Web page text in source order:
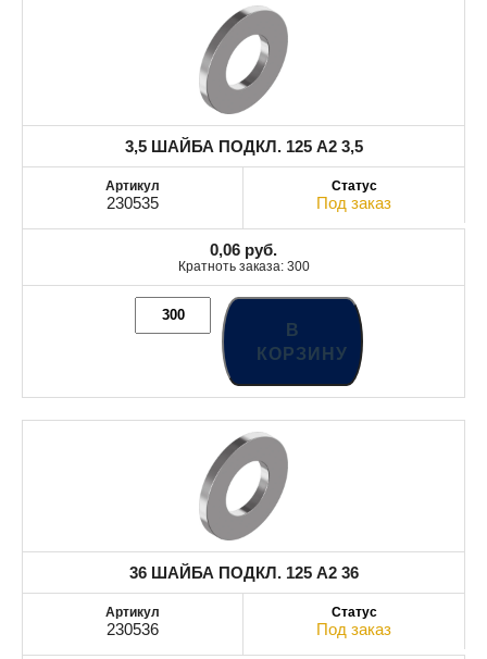
3,5 ШАЙБА ПОДКЛ. 125 A2 3,5
230535 Под заказ
0,06 руб.
Кратноть заказа: 300
В
КОРЗИНУ
36 ШАЙБА ПОДКЛ. 125 A2 36
230536 Под заказ